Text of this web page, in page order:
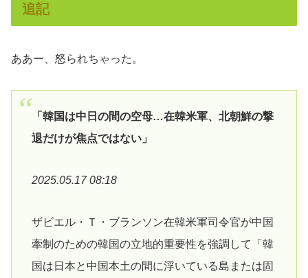
追記
ああー、怒られちゃった。
「韓国は中日の間の空母…在韓米軍、北朝鮮の撃
退だけが焦点ではない」
2025.05.17 08:18
ザビエル・Ｔ・ブランソン在韓米軍司令官が中国
牽制のための韓国の立地的重要性を強調して「韓
国は日本と中国本土の間に浮いている島または固